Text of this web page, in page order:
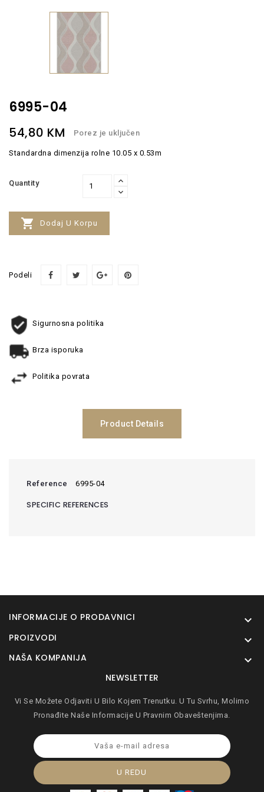
6995-04
54,80 KM Porez je uključen
Standardna dimenzija rolne 10.05 x 0.53m
Quantity
 Dodaj U Korpu
Podeli
Sigurnosna politika
Brza isporuka
Politika povrata
Product Details
Reference 6995-04
SPECIFIC REFERENCES
INFORMACIJE O PRODAVNICI 
PROIZVODI 
NAŠA KOMPANIJA 
NEWSLETTER
Vi Se Možete Odjaviti U Bilo Kojem Trenutku. U Tu Svrhu, Molimo
Pronađite Naše Informacije U Pravnim Obaveštenjima.